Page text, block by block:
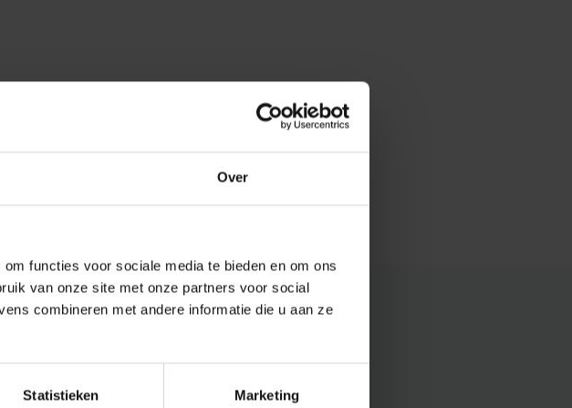
Over
functies voor sociale media te bieden en om ons
van onze site met onze partners voor social
combineren met andere informatie die u aan ze
Statistieken Marketing